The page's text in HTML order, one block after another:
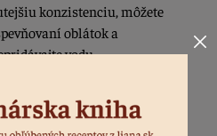
konzistenciu, môžete
oblátok a
vodu.
v EU
g gélu